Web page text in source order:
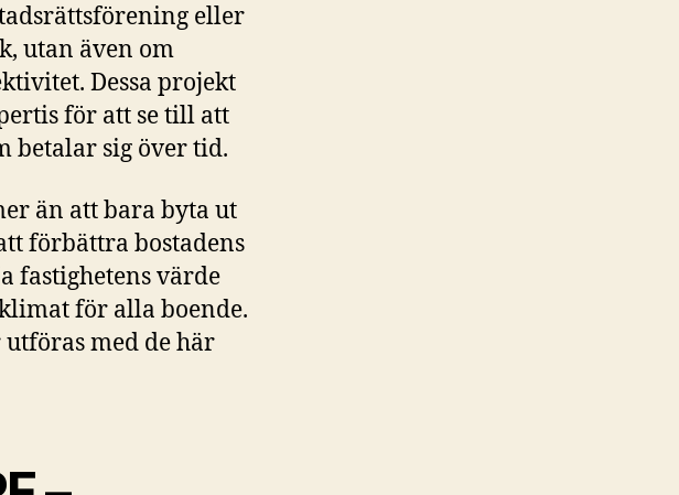
eller
utan även om
Dessa projekt
för att se till att
betalar sig över tid.
än att bara byta ut
förbättra bostadens
fastighetens värde
för alla boende.
med de här